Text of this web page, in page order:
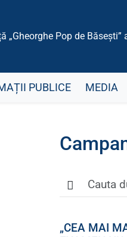
PUBLICE MEDIA
„CEA MAI